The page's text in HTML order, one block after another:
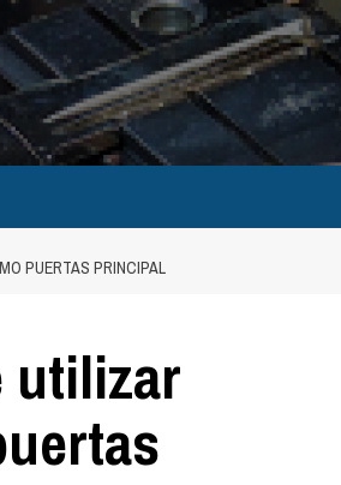
PUERTAS PRINCIPAL
utilizar